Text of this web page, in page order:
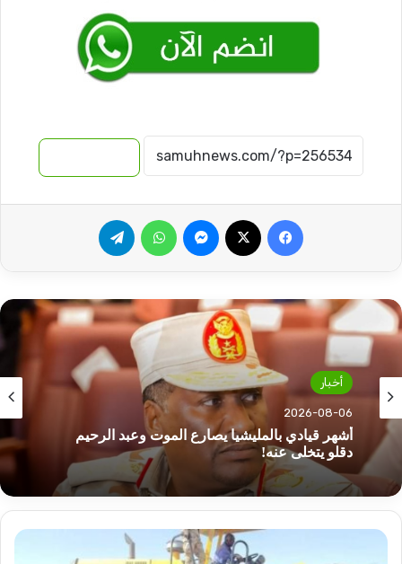
فيسبوك ماسنجر واتساب
أخبار
2026-08-06
أشهر قيادي بالمليشيا يصارع الموت وعبد الرحيم
دقلو يتخلى عنه!
أخبار
2026-08-06
إنتشار واسع للجيش السوداني على الحدود الإثيوبية..
ماذا هناك!
إزالة